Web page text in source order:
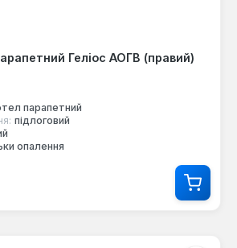
Геліос АОГВ (правий)
парапетний
підлоговий
опалення